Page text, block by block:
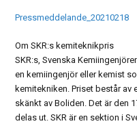
Pressmeddelande_20210218
Om SKR:s kemiteknikpris
SKR:s, Svenska
en kemiingenjör eller kemist
kemitekniken. Priset består av
skänkt av Boliden. Det är den
delas ut. SKR är en sektion i